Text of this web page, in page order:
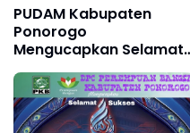
PUDAM Kabupaten
Ponorogo
Mengucapkan Selamat
Memperingati Hari Lahir
Pancasila 1 Juni 2026